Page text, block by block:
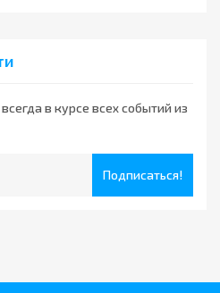
в курсе всех событий из
Подписаться!